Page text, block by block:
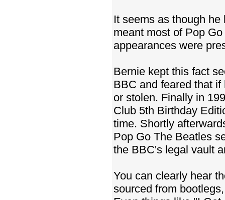
It seems as though
meant most of Pop
appearances were
Bernie kept this fact
BBC and feared that
or stolen. Finally in
Club 5th Birthday
time. Shortly
Pop Go The Beatles
the BBC's legal vault
You can clearly hear
sourced from